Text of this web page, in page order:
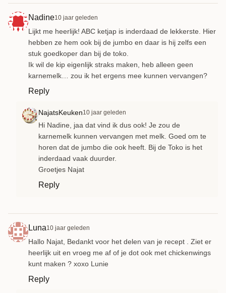
Nadine10 jaar geleden
Lijkt me heerlijk! ABC ketjap is inderdaad de lekkerste. Hier
hebben ze hem ook bij de jumbo en daar is hij zelfs een
stuk goedkoper dan bij de toko.
Ik wil de kip eigenlijk straks maken, heb alleen geen
karnemelk… zou ik het ergens mee kunnen vervangen?
Reply
NajatsKeuken10 jaar geleden
Hi Nadine, jaa dat vind ik dus ook! Je zou de
karnemelk kunnen vervangen met melk. Goed om te
horen dat de jumbo die ook heeft. Bij de Toko is het
inderdaad vaak duurder.
Groetjes Najat
Reply
Luna10 jaar geleden
Hallo Najat, Bedankt voor het delen van je recept . Ziet er
heerlijk uit en vroeg me af of je dot ook met chickenwings
kunt maken ? xoxo Lunie
Reply